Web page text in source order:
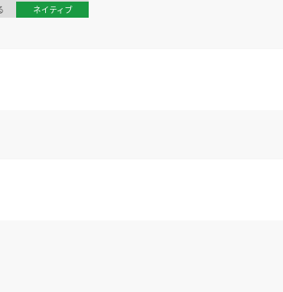
ネイティブ